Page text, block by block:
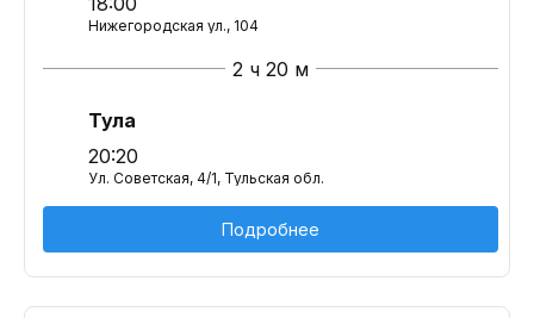
Нижегородская ул., 104
2 ч 20 м
Тула
20:20
Ул. Советская, 4/1, Тульская обл.
Подробнее